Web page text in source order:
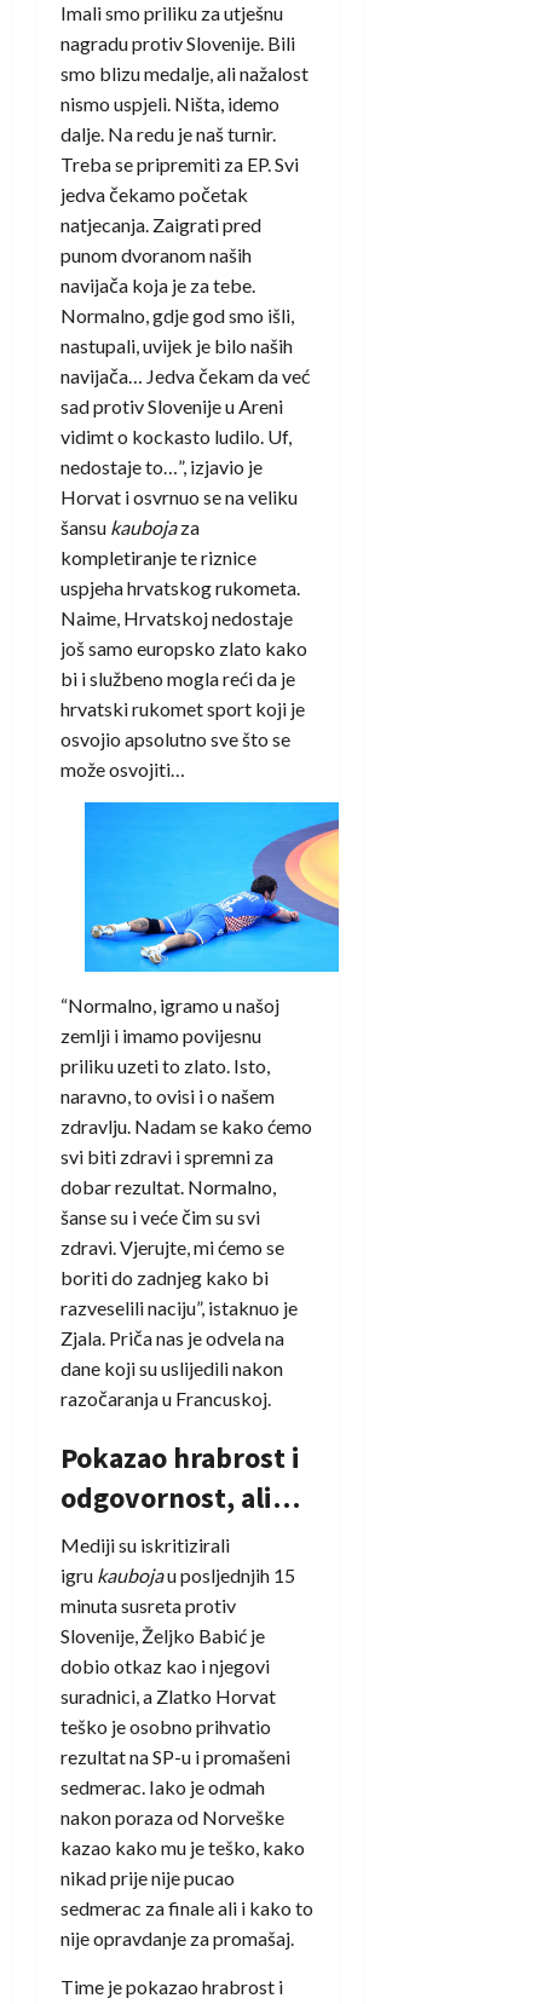
Imali smo priliku za utješnu
nagradu protiv Slovenije. Bili
smo blizu medalje, ali nažalost
nismo uspjeli. Ništa, idemo
dalje. Na redu je naš turnir.
Treba se pripremiti za EP. Svi
jedva čekamo početak
natjecanja. Zaigrati pred
punom dvoranom naših
navijača koja je za tebe.
Normalno, gdje god smo išli,
nastupali, uvijek je bilo naših
navijača… Jedva čekam da već
sad protiv Slovenije u Areni
vidimt o kockasto ludilo. Uf,
nedostaje to…”, izjavio je
Horvat i osvrnuo se na veliku
šansu kaubojaza
kompletiranje te riznice
uspjeha hrvatskog rukometa.
Naime, Hrvatskoj nedostaje
još samo europsko zlato kako
bi i službeno mogla reći da je
hrvatski rukomet sport koji je
osvojio apsolutno sve što se
može osvojiti…
“Normalno, igramo u našoj
zemlji i imamo povijesnu
priliku uzeti to zlato. Isto,
naravno, to ovisi i o našem
zdravlju. Nadam se kako ćemo
svi biti zdravi i spremni za
dobar rezultat. Normalno,
šanse su i veće čim su svi
zdravi. Vjerujte, mi ćemo se
boriti do zadnjeg kako bi
razveselili naciju”, istaknuo je
Zjala. Priča nas je odvela na
dane koji su uslijedili nakon
razočaranja u Francuskoj.
Pokazao hrabrost i
odgovornost, ali…
Mediji su iskritizirali
igru kaubojau posljednjih 15
minuta susreta protiv
Slovenije, Željko Babić je
dobio otkaz kao i njegovi
suradnici, a Zlatko Horvat
teško je osobno prihvatio
rezultat na SP-u i promašeni
sedmerac. Iako je odmah
nakon poraza od Norveške
kazao kako mu je teško, kako
nikad prije nije pucao
sedmerac za finale ali i kako to
nije opravdanje za promašaj.
Time je pokazao hrabrost i